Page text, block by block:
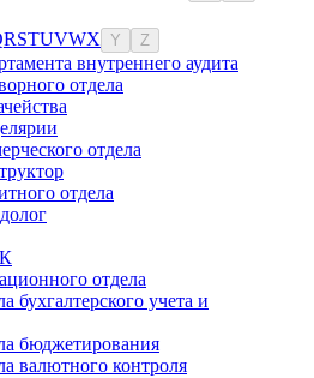
RSTUVWX Y Z
внутреннего аудита
отдела
отдела
отдела
отдела
бухгалтерского учета и
бюджетирования
валютного контроля